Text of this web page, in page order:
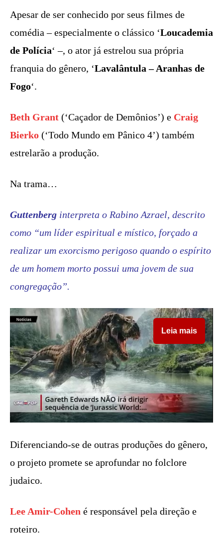
Apesar de ser conhecido por seus filmes de
comédia – especialmente o clássico ‘Loucademia
de Polícia‘ –, o ator já estrelou sua própria
franquia do gênero, ‘Lavalântula – Aranhas de
Fogo‘.
Beth Grant (‘Caçador de Demônios’) e Craig
Bierko (‘Todo Mundo em Pânico 4’) também
estrelarão a produção.
Na trama…
Guttenberg interpreta o Rabino Azrael, descrito
como “um líder espiritual e místico, forçado a
realizar um exorcismo perigoso quando o espírito
de um homem morto possui uma jovem de sua
congregação”.
Leia mais
Diferenciando-se de outras produções do gênero,
o projeto promete se aprofundar no folclore
judaico.
Lee Amir-Cohen é responsável pela direção e
roteiro.